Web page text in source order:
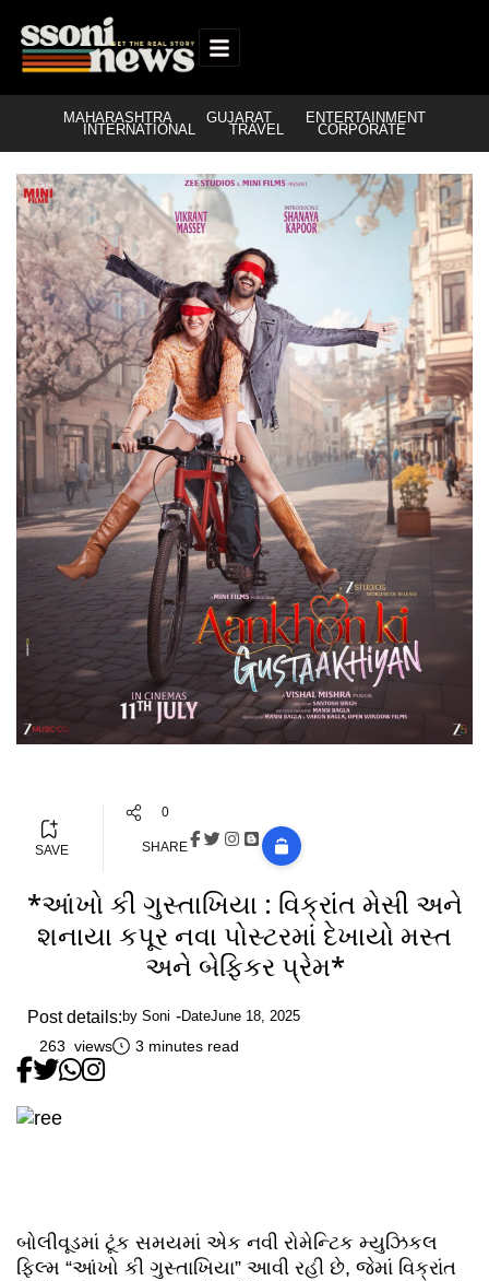
MAHARASHTRA GUJARAT ENTERTAINMENT
INTERNATIONAL TRAVEL CORPORATE
SAVE
0
SHARE
*આંખો કી ગુસ્તાખિયા : વિક્રાંત મેસી અને
શનાયા કપૂર નવા પોસ્ટરમાં દેખાયો મસ્ત
અને બેફિકર પ્રેમ*
Post details: by Soni DateJune 18, 2025
263 views 3 minutes read
બોલીવૂડમાં ટૂંક સમયમાં એક નવી રોમેન્ટિક મ્યુઝિકલ
ફિલ્મ “આંખો કી ગુસ્તાખિયા” આવી રહી છે, જેમાં વિક્રાંત